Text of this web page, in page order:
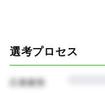
選考プロセス
応募書類